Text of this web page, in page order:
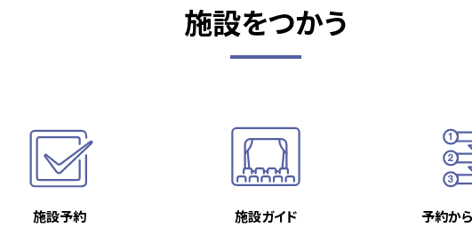
施設をつかう
施設予約 施設ガイド 予約か